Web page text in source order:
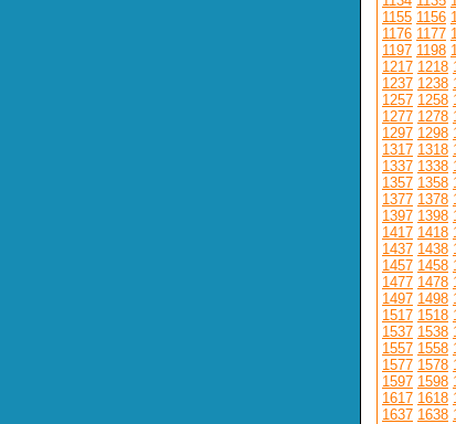
1155 1156
1176 1177
1197 1198
1217 1218
1237 1238
1257 1258
1277 1278
1297 1298
1317 1318
1337 1338
1357 1358
1377 1378
1397 1398
1417 1418
1437 1438
1457 1458
1477 1478
1497 1498
1517 1518
1537 1538
1557 1558
1577 1578
1597 1598
1617 1618
1637 1638